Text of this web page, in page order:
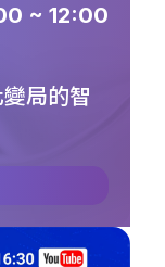
~ 12:00
局的智